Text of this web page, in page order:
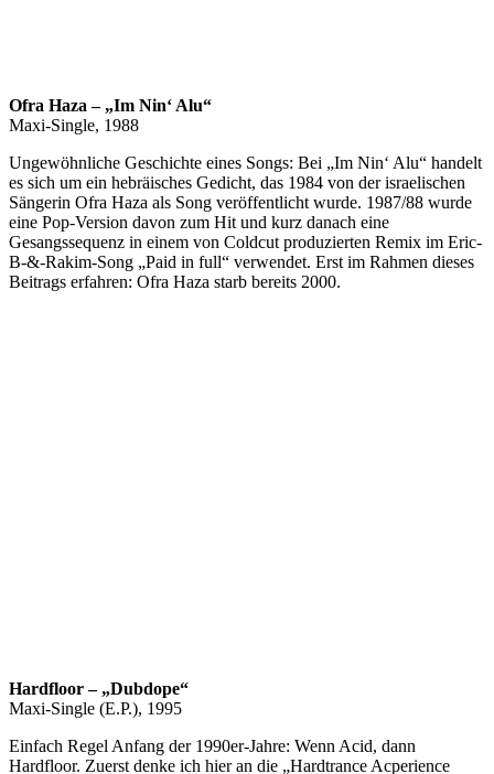
Ofra Haza – „Im Nin‘ Alu“
Maxi-Single, 1988
Ungewöhnliche Geschichte eines Songs: Bei „Im Nin‘ Alu“ handelt
es sich um ein hebräisches Gedicht, das 1984 von der israelischen
Sängerin Ofra Haza als Song veröffentlicht wurde. 1987/88 wurde
eine Pop-Version davon zum Hit und kurz danach eine
Gesangssequenz in einem von Coldcut produzierten Remix im Eric-
B-&-Rakim-Song „Paid in full“ verwendet. Erst im Rahmen dieses
Beitrags erfahren: Ofra Haza starb bereits 2000.
Hardfloor – „Dubdope“
Maxi-Single (E.P.), 1995
Einfach Regel Anfang der 1990er-Jahre: Wenn Acid, dann
Hardfloor. Zuerst denke ich hier an die „Hardtrance Acperience